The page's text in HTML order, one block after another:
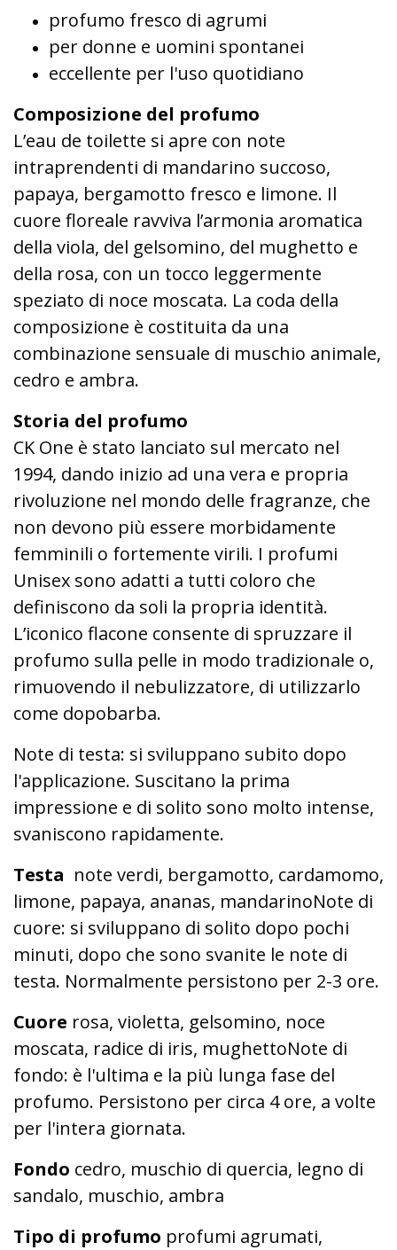
profumo fresco di agrumi
per donne e uomini spontanei
eccellente per l'uso quotidiano
Composizione del profumo
L’eau de toilette si apre con note
intraprendenti di mandarino succoso,
papaya, bergamotto fresco e limone. Il
cuore floreale ravviva l’armonia aromatica
della viola, del gelsomino, del mughetto e
della rosa, con un tocco leggermente
speziato di noce moscata. La coda della
composizione è costituita da una
combinazione sensuale di muschio animale,
cedro e ambra.
Storia del profumo
CK One è stato lanciato sul mercato nel
1994, dando inizio ad una vera e propria
rivoluzione nel mondo delle fragranze, che
non devono più essere morbidamente
femminili o fortemente virili. I profumi
Unisex sono adatti a tutti coloro che
definiscono da soli la propria identità.
L’iconico flacone consente di spruzzare il
profumo sulla pelle in modo tradizionale o,
rimuovendo il nebulizzatore, di utilizzarlo
come dopobarba.
Note di testa: si sviluppano subito dopo
l'applicazione. Suscitano la prima
impressione e di solito sono molto intense,
svaniscono rapidamente.
Testa note verdi, bergamotto, cardamomo,
limone, papaya, ananas, mandarinoNote di
cuore: si sviluppano di solito dopo pochi
minuti, dopo che sono svanite le note di
testa. Normalmente persistono per 2-3 ore.
Cuore rosa, violetta, gelsomino, noce
moscata, radice di iris, mughettoNote di
fondo: è l'ultima e la più lunga fase del
profumo. Persistono per circa 4 ore, a volte
per l'intera giornata.
Fondo cedro, muschio di quercia, legno di
sandalo, muschio, ambra
Tipo di profumo profumi agrumati,